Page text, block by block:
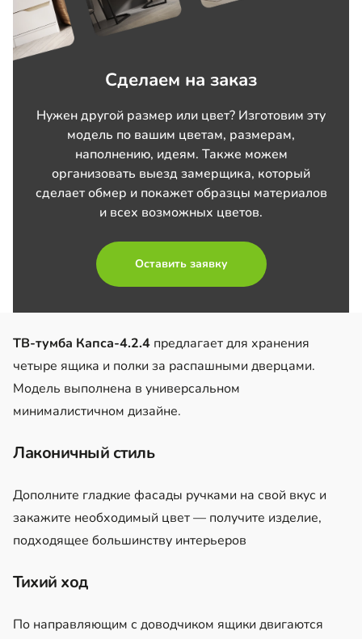
Сделаем на заказ
Нужен другой размер или цвет? Изготовим эту
модель по вашим цветам, размерам,
наполнению, идеям. Также можем
организовать выезд замерщика, который
сделает обмер и покажет образцы материалов
и всех возможных цветов.
Оставить заявку
ТВ-тумба Капса-4.2.4 предлагает для хранения
четыре ящика и полки за распашными дверцами.
Модель выполнена в универсальном
минималистичном дизайне.
Лаконичный стиль
Дополните гладкие фасады ручками на свой вкус и
закажите необходимый цвет — получите изделие,
подходящее большинству интерьеров
Тихий ход
По направляющим с доводчиком ящики двигаются